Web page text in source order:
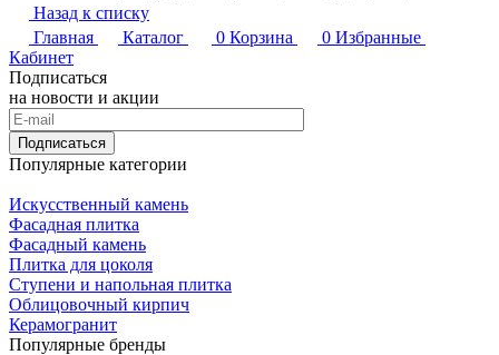
Назад к списку
Главная
Каталог 0 Корзина 0 Избранные
Кабинет
Подписаться
на новости и акции
Подписаться
Популярные категории
Искусственный камень
Фасадная плитка
Фасадный камень
Плитка для цоколя
Ступени и напольная плитка
Облицовочный кирпич
Керамогранит
Популярные бренды